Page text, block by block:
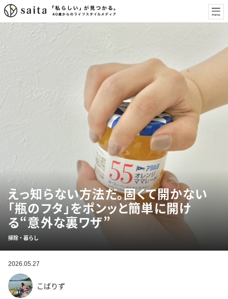
えっ知らない方法だ。固くて開かない
「瓶のフタ」をポンッと簡単に開け
る“意外な裏ワザ”
掃除・暮らし
2026.05.27
こばりず